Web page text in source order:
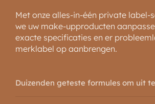
Met onze alles-in-één private label-
we uw make-upproducten
exacte specificaties en er
merklabel op aanbrengen.
Duizenden geteste formules om uit